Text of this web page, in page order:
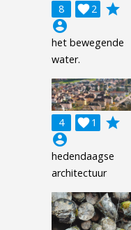
8 2

grade
account_circle
het bewegende
water.
4 1

grade
account_circle
hedendaagse
architectuur